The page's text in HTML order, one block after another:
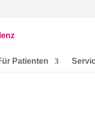
Patienten